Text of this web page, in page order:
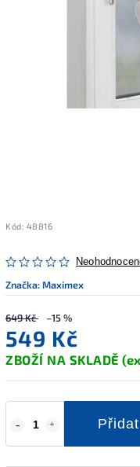
Kód: 48816
Značka:Maximex
649 Kč –15 %
549 Kč
ZBOŽÍ NA SKLADĚ